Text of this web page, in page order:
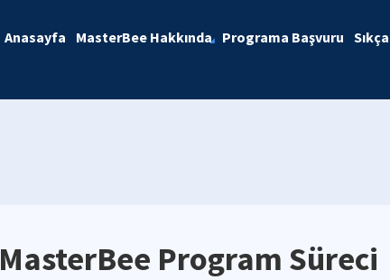
Anasayfa MasterBee Hakkında Programa Başvuru
MasterBee Program Süreci